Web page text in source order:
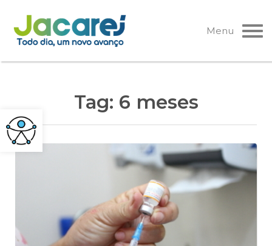
Pular
para
o
Menu
Tag: 6 meses